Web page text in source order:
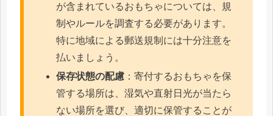
が含まれているおもちゃについては、規
制やルールを調査する必要があります。
特に地域による郵送規制には十分注意を
払いましょう。
保存状態の配慮 ：寄付するおもちゃを保
管する場所は、湿気や直射日光が当たら
ない場所を選び、適切に保管することが